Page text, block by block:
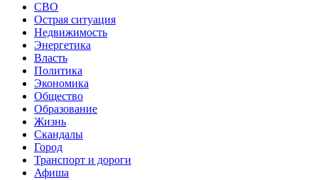
СВО
Острая ситуация
Недвижимость
Энергетика
Власть
Политика
Экономика
Общество
Образование
Жизнь
Скандалы
Город
Транспорт и дороги
Афиша